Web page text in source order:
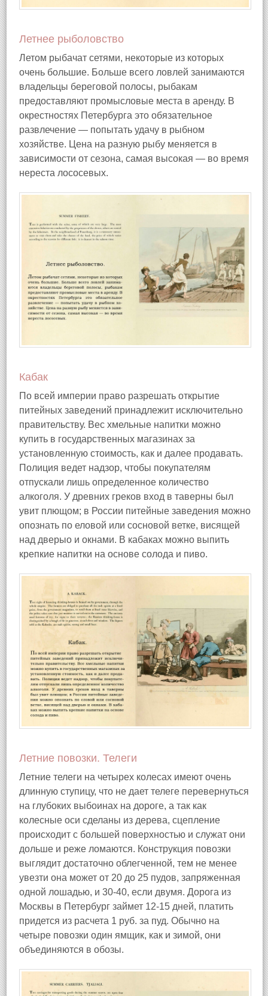
Летнее рыболовство
Летом рыбачат сетями, некоторые из которых
очень большие. Больше всего ловлей занимаются
владельцы береговой полосы, рыбакам
предоставляют промысловые места в аренду. В
окрестностях Петербурга это обязательное
развлечение — попытать удачу в рыбном
хозяйстве. Цена на разную рыбу меняется в
зависимости от сезона, самая высокая — во время
нереста лососевых.
Кабак
По всей империи право разрешать открытие
питейных заведений принадлежит исключительно
правительству. Вес хмельные напитки можно
купить в государственных магазинах за
установленную стоимость, как и далее продавать.
Полиция ведет надзор, чтобы покупателям
отпускали лишь определенное количество
алкоголя. У древних греков вход в таверны был
увит плющом; в России питейные заведения можно
опознать по еловой или сосновой ветке, висящей
над дверыо и окнами. В кабаках можно выпить
крепкие напитки на основе солода и пиво.
Летние повозки. Телеги
Летние телеги на четырех колесах имеют очень
длинную ступицу, что не дает телеге перевернуться
на глубоких выбоинах на дороге, а так как
колесные оси сделаны из дерева, сцепление
происходит с большей поверхностью и служат они
дольше и реже ломаются. Конструкция повозки
выглядит достаточно облегченной, тем не менее
увезти она может от 20 до 25 пудов, запряженная
одной лошадью, и 30-40, если двумя. Дорога из
Москвы в Петербург займет 12-15 дней, платить
придется из расчета 1 руб. за пуд. Обычно на
четыре повозки один ямщик, как и зимой, они
объединяются в обозы.